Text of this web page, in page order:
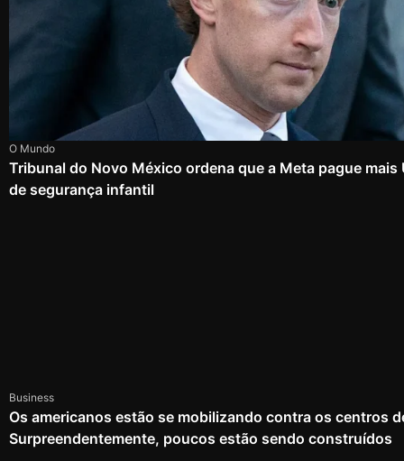
O Mundo
Tribunal do Novo México ordena que a Meta pague mais
de segurança infantil
Business
Os americanos estão se mobilizando contra os centros
Surpreendentemente, poucos estão sendo construídos